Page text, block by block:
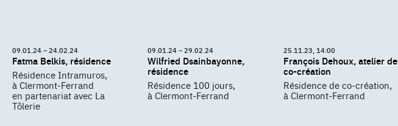
09.01.24 – 24.02.24
Fatma Belkis, résidence
Résidence Intramuros,
à Clermont-Ferrand
en partenariat avec La
Tôlerie
09.01.24 – 29.02.24
Wilfried Dsainbayonne,
résidence
Résidence 100 jours,
à Clermont-Ferrand
25.11.23, 14:00
François Dehoux, atelier de
co-création
Résidence de co-création,
à Clermont-Ferrand